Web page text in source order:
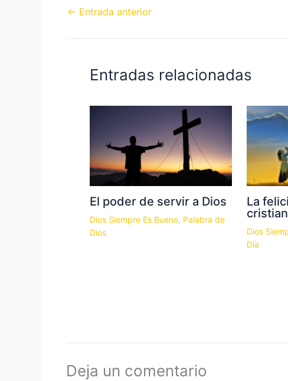
← Entrada anterior
Entradas relacionadas
El poder de servir a Dios
Dios Siempre Es Bueno, Palabra de
Dios
La
Dios
Día
Deja un comentario